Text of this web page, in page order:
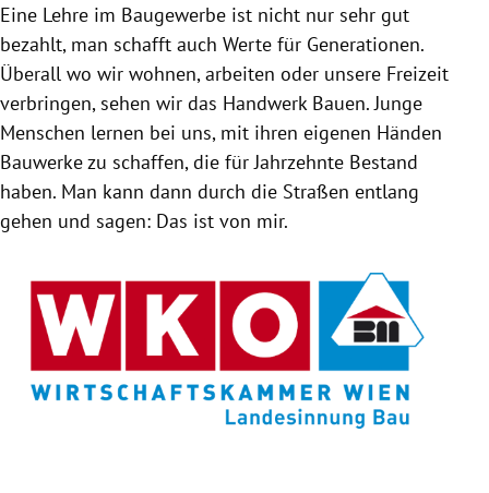
Eine Lehre im Baugewerbe ist nicht nur sehr gut
bezahlt, man schafft auch Werte für Generationen.
Überall wo wir wohnen, arbeiten oder unsere Freizeit
verbringen, sehen wir das Handwerk Bauen. Junge
Menschen lernen bei uns, mit ihren eigenen Händen
Bauwerke zu schaffen, die für Jahrzehnte Bestand
haben. Man kann dann durch die Straßen entlang
gehen und sagen: Das ist von mir.